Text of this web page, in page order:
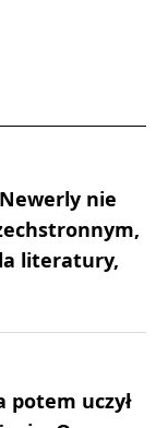
nie
literatury,
potem uczył